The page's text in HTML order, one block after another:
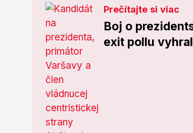
Prečítajte si viac
Boj o
exit pollu